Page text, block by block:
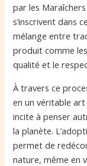
par les
s’inscrivent dans
mélange entre
produit comme
qualité et le
À travers ce
en un véritable
incite à penser
la planète.
permet de
nature, même en